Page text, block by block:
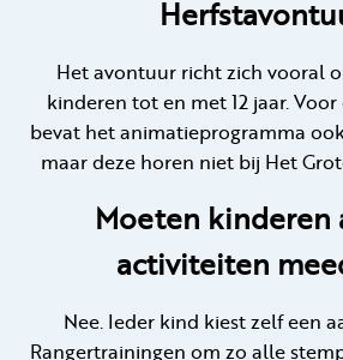
Het avontuur richt zich vooral
kinderen tot en met 12 jaar.
bevat het animatieprogramma
maar deze horen niet bij Het
Moeten kinderen
activiteiten
Nee. Ieder kind kiest zelf een
Rangertrainingen om zo alle